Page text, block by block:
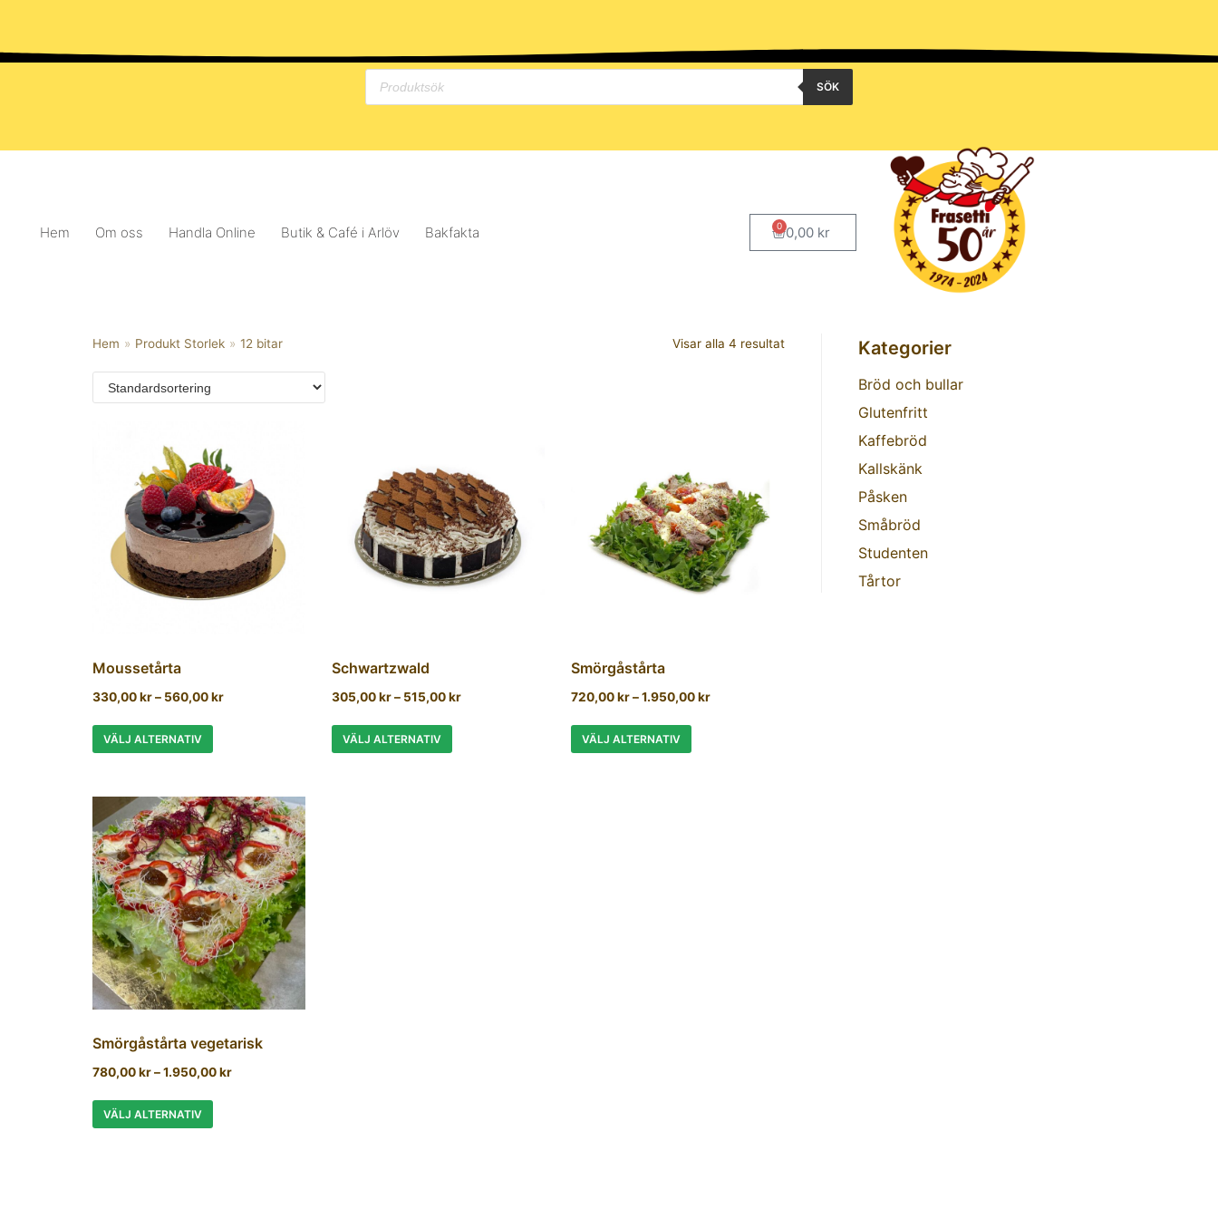
Hoppa
SÖK
Hem Om oss Handla Online Butik & Café i Arlöv Bakfakta 0,00 kr
0
Hem » Produkt Storlek » 12 bitar Visar alla 4 resultat
Moussetårta
330,00kr– 560,00kr
VÄLJ ALTERNATIV
Schwartzwald
305,00kr– 515,00kr
VÄLJ ALTERNATIV
Smörgåstårta
720,00kr–1.950,00kr
VÄLJ ALTERNATIV
Smörgåstårta vegetarisk
780,00kr–1.950,00kr
VÄLJ ALTERNATIV
Kategorier
Bröd och bullar
Glutenfritt
Kaffebröd
Kallskänk
Påsken
Småbröd
Studenten
Tårtor